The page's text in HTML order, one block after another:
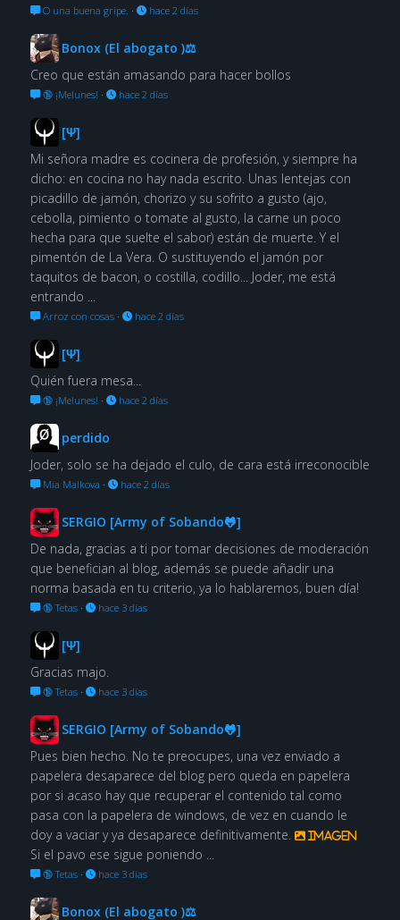
O una buena gripe. · hace 2 días
Bonox (El abogato )⚖
Creo que están amasando para hacer bollos
🔞 ¡Melunes! · hace 2 días
[Ψ]
Mi señora madre es cocinera de profesión, y siempre ha
dicho: en cocina no hay nada escrito. Unas lentejas con
picadillo de jamón, chorizo y su sofrito a gusto (ajo,
cebolla, pimiento o tomate al gusto, la carne un poco
hecha para que suelte el sabor) están de muerte. Y el
pimentón de La Vera. O sustituyendo el jamón por
taquitos de bacon, o costilla, codillo... Joder, me está
entrando ...
Arroz con cosas· hace 2 días
[Ψ]
Quién fuera mesa...
🔞 ¡Melunes! · hace 2 días
perdido
Joder, solo se ha dejado el culo, de cara está irreconocible
Mia Malkova · hace 2 días
SERGIO [Army of Sobando🐸]
De nada, gracias a ti por tomar decisiones de moderación
que benefician al blog, además se puede añadir una
norma basada en tu criterio, ya lo hablaremos, buen día!
🔞 Tetas· hace 3 días
[Ψ]
Gracias majo.
🔞 Tetas· hace 3 días
SERGIO [Army of Sobando🐸]
Pues bien hecho. No te preocupes, una vez enviado a
papelera desaparece del blog pero queda en papelera
por si acaso hay que recuperar el contenido tal como
pasa con la papelera de windows, de vez en cuando le
doy a vaciar y ya desaparece definitivamente.
Imagen
Si el pavo ese sigue poniendo ...
🔞 Tetas· hace 3 días
Bonox (El abogato )⚖